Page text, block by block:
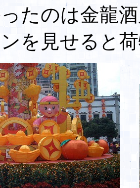
たのは金龍
を見せると